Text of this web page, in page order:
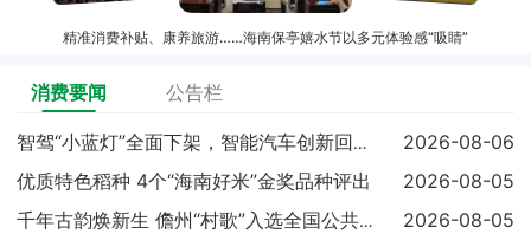
精准消费补贴、康养旅游……海南保亭嬉水节以多元体验感“吸睛”
消费要闻 公告栏
智驾“小蓝灯”全面下架，智能汽车创新回归安全本质
2026-08-06
优质特色稻种 4个“海南好米”金奖品种评出
2026-08-05
千年古韵焕新生 儋州“村歌”入选全国公共文化服务高质量发展典 2026-08-05